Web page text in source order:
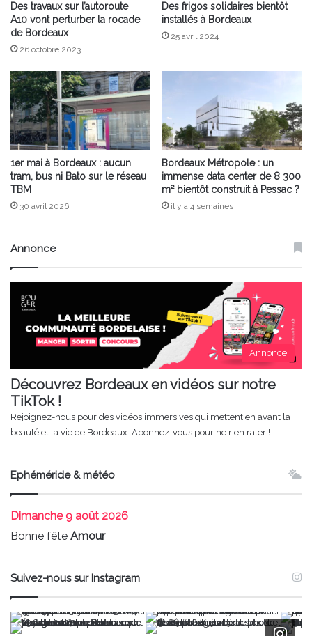
Des travaux sur l’autoroute
A10 vont perturber la rocade
de Bordeaux
26 octobre 2023
Des frigos solidaires bientôt
installés à Bordeaux
25 avril 2024
1er mai à Bordeaux : aucun
tram, bus ni Bato sur le réseau
TBM
30 avril 2026
Bordeaux Métropole : un
immense data center de 8 300
m² bientôt construit à Pessac ?
il y a 4 semaines
Annonce
Annonce
Découvrez Bordeaux en vidéos sur notre
TikTok !
Rejoignez-nous pour des vidéos immersives qui mettent en avant la
beauté et la vie de Bordeaux. Abonnez-vous pour ne rien rater !
Ephéméride & météo
Dimanche9 août 2026
Bonne fête Amour
Suivez-nous sur Instagram